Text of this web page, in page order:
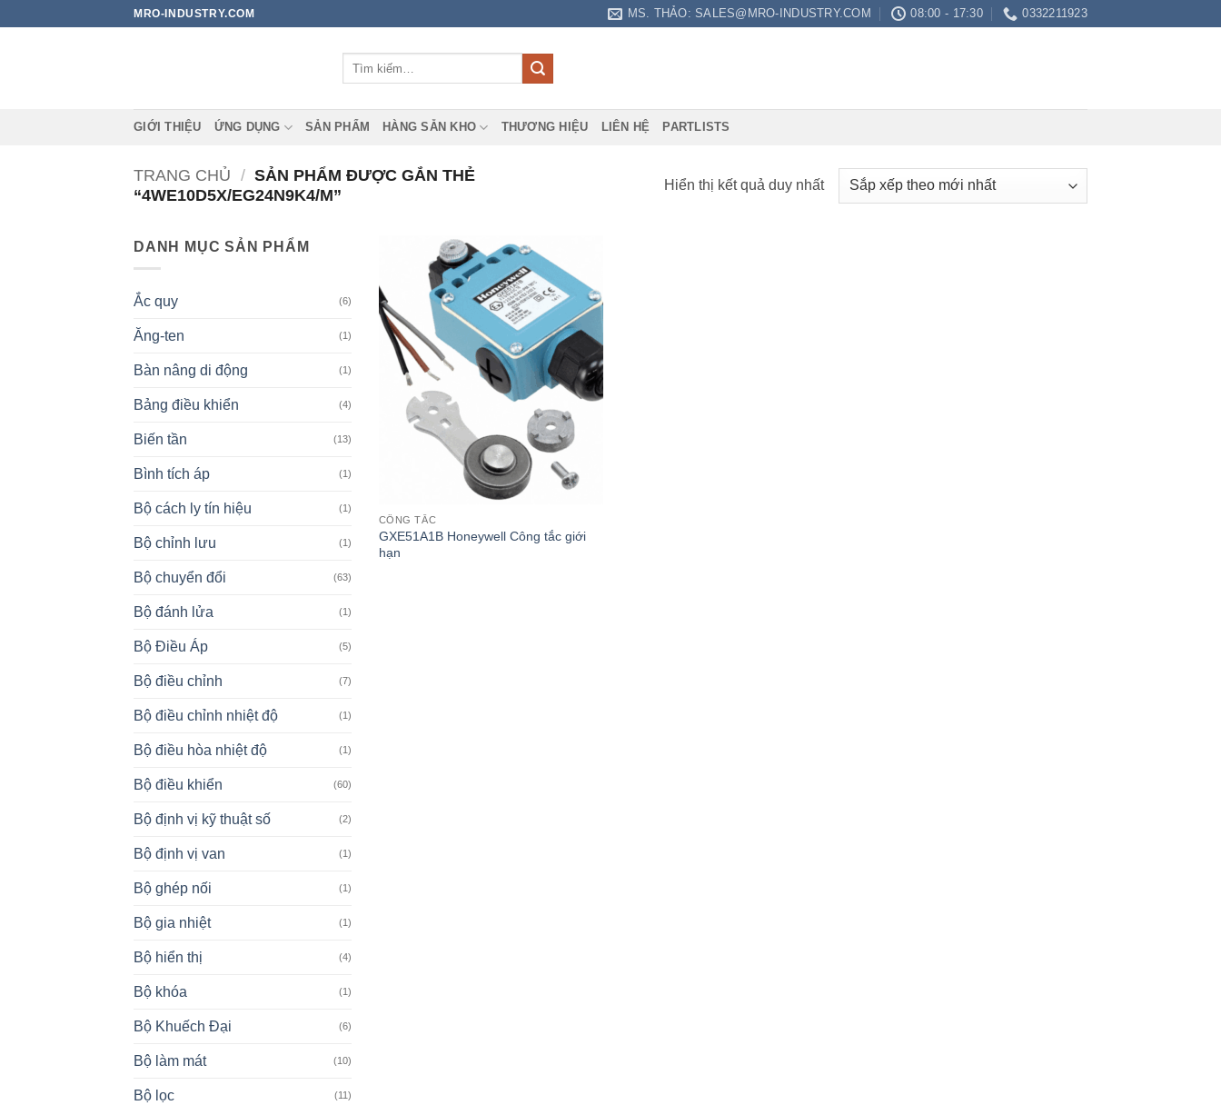
MRO-INDUSTRY.COM MS. THẢO: SALES@MRO-INDUSTRY.COM 08:00 - 17:30 0332211923
GIỚI THIỆU ỨNG DỤNG SẢN PHẨM HÀNG SẴN KHO THƯƠNG HIỆU LIÊN HỆ PARTLISTS
TRANG CHỦ / SẢN PHẨM ĐƯỢC GẮN THẺ
“4WE10D5X/EG24N9K4/M”
Hiển thị kết quả duy nhất
DANH MỤC SẢN PHẨM
Ắc quy (6)
Ăng-ten (1)
Bàn nâng di động (1)
Bảng điều khiển (4)
Biến tần (13)
Bình tích áp (1)
Bộ cách ly tín hiệu (1)
Bộ chỉnh lưu (1)
Bộ chuyển đổi (63)
Bộ đánh lửa (1)
Bộ Điều Áp (5)
Bộ điều chỉnh (7)
Bộ điều chỉnh nhiệt độ (1)
Bộ điều hòa nhiệt độ (1)
Bộ điều khiển (60)
Bộ định vị kỹ thuật số (2)
Bộ định vị van (1)
Bộ ghép nối (1)
Bộ gia nhiệt (1)
Bộ hiển thị (4)
Bộ khóa (1)
Bộ Khuếch Đại (6)
Bộ làm mát (10)
Bộ lọc (11)
CÔNG TẮC
GXE51A1B Honeywell Công tắc giới
hạn